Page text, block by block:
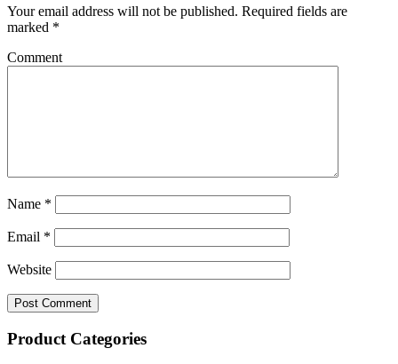
Your email address will not be published. Required fields are
marked *
Comment
Name *
Email *
Website
Product Categories